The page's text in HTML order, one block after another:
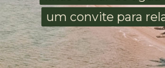
um convite para
um convite para